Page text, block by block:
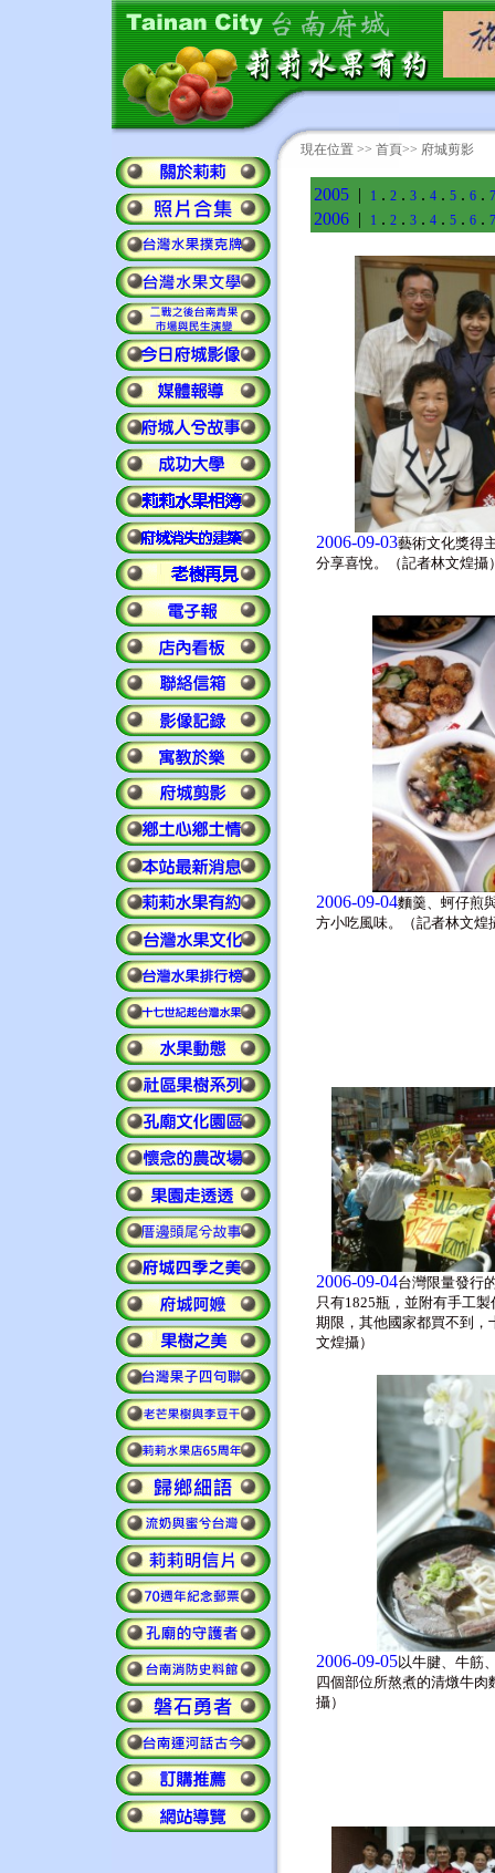
2005 | 1 . 2 . 3 . 4 . 5 . 6 . 7
2006 | 1 . 2 . 3 . 4 . 5 . 6 . 7
2006-09-03藝術文化獎得
分享喜悅。（記者林文煌攝
2006-09-04麵羹、蚵仔煎
方小吃風味。（記者林文煌
2006-09-04台灣限量發行
只有1825瓶，並附有手工
期限，其他國家都買不到，
文煌攝）
2006-09-05以牛腱、牛筋
四個部位所熬煮的清燉牛肉
攝）
現在位置 >> 首頁>> 府城剪影